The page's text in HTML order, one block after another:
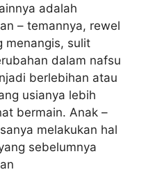
adalah
– temannya, rewel
menangis, sulit
dalam nafsu
berlebihan atau
usianya lebih
bermain. Anak –
melakukan hal
sebelumnya